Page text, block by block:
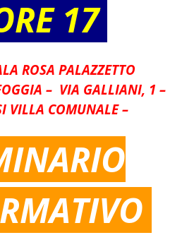
17
ROSA PALAZZETTO
– VIA GALLIANI, 1 –
VILLA COMUNALE –